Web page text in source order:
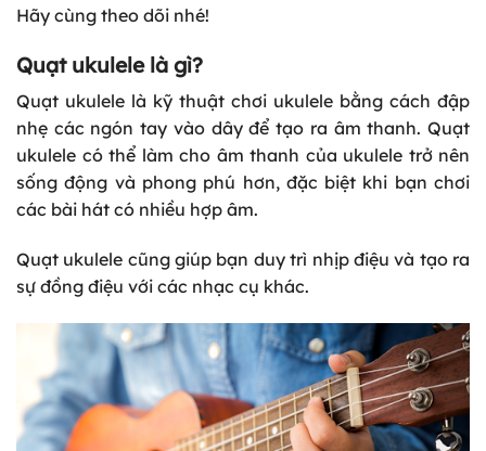
Hãy cùng theo dõi nhé!
Quạt ukulele là gì?
Quạt ukulele là kỹ thuật chơi ukulele bằng cách đập
nhẹ các ngón tay vào dây để tạo ra âm thanh. Quạt
ukulele có thể làm cho âm thanh của ukulele trở nên
sống động và phong phú hơn, đặc biệt khi bạn chơi
các bài hát có nhiều hợp âm.
Quạt ukulele cũng giúp bạn duy trì nhịp điệu và tạo ra
sự đồng điệu với các nhạc cụ khác.